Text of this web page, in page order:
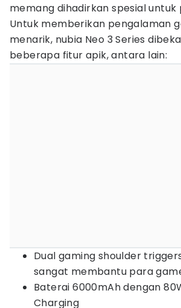
memang dihadirkan spesial untuk
Untuk memberikan pengalaman
menarik, nubia Neo 3 Series
beberapa fitur apik, antara lain:
Dual gaming shoulder
sangat membantu para
Baterai 6000mAh dengan
Charging